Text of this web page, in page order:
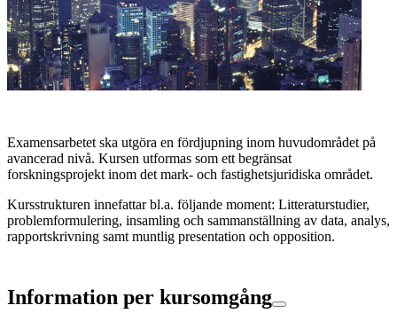
Examensarbetet ska utgöra en fördjupning inom huvudområdet på
avancerad nivå. Kursen utformas som ett begränsat
forskningsprojekt inom det mark- och fastighetsjuridiska området.
Kursstrukturen innefattar bl.a. följande moment: Litteraturstudier,
problemformulering, insamling och sammanställning av data, analys,
rapportskrivning samt muntlig presentation och opposition.
Information per kursomgång